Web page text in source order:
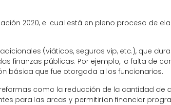
2020, el cual está en pleno proceso de
(viáticos, seguros vip, etc.), que
públicas. Por ejemplo, la falta de
básica que fue otorgada a los funcionarios.
como la reducción de la cantidad de
para las arcas y permitirían financiar